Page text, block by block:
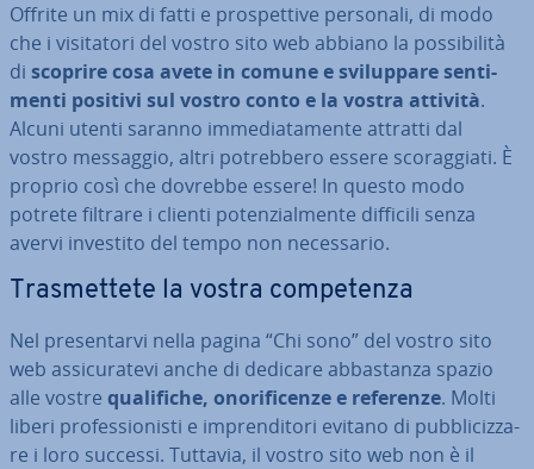
Offrite un mix di fatti e pro­spet­ti­ve personali, di modo
che i vi­si­ta­to­ri del vostro sito web abbiano la pos­si­bi­li­tà
di scoprire cosa avete in comune e svi­lup­pa­re sen­ti­
men­ti positivi sul vostro conto e la vostra attività.
Alcuni utenti saranno im­me­dia­ta­men­te attratti dal
vostro messaggio, altri po­treb­be­ro essere sco­rag­gia­ti. È
proprio così che dovrebbe essere! In questo modo
potrete filtrare i clienti po­ten­zial­men­te difficili senza
avervi investito del tempo non ne­ces­sa­rio.
Tra­smet­te­te la vostra com­pe­ten­za
Nel pre­sen­tar­vi nella pagina “Chi sono” del vostro sito
web as­si­cu­ra­te­vi anche di dedicare ab­ba­stan­za spazio
alle vostre qua­li­fi­che, ono­ri­fi­cen­ze e referenze. Molti
liberi pro­fes­sio­ni­sti e im­pren­di­to­ri evitano di pub­bli­ciz­za­
re i loro successi. Tuttavia, il vostro sito web non è il